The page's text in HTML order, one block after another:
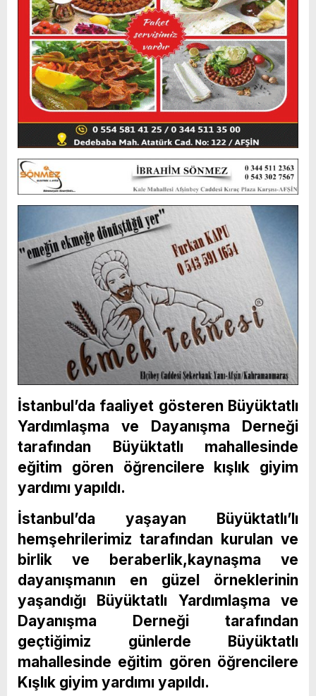
İstanbul’da faaliyet gösteren Büyüktatlı
Yardımlaşma ve Dayanışma Derneği
tarafından Büyüktatlı mahallesinde
eğitim gören öğrencilere kışlık giyim
yardımı yapıldı.
İstanbul’da yaşayan Büyüktatlı’lı
hemşehrilerimiz tarafından kurulan ve
birlik ve beraberlik,kaynaşma ve
dayanışmanın en güzel örneklerinin
yaşandığı Büyüktatlı Yardımlaşma ve
Dayanışma Derneği tarafından
geçtiğimiz günlerde Büyüktatlı
mahallesinde eğitim gören öğrencilere
Kışlık giyim yardımı yapıldı.